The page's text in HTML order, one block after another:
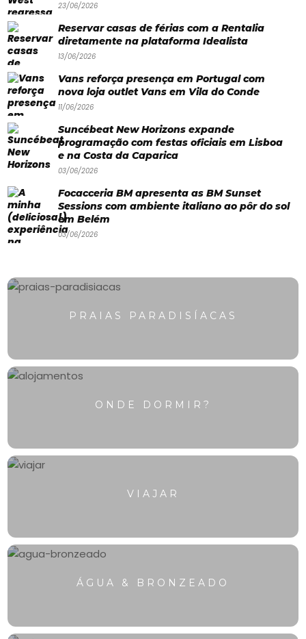
Praias
Swimwear
Água
&
Sun7
somos
connosco!
23/06/2026
Reservar casas de férias com a Rentalia
diretamente na plataforma Idealista
13/06/2026
Vans reforça presença em Portugal com
nova loja outlet Vans em Vila do Conde
11/06/2026
Suncébeat New Horizons expande
programação com festas oficiais em Lisboa
e na Costa da Caparica
03/06/2026
Focacceria BM apresenta as BM Sunset
Sessions com ambiente italiano ao pôr do sol
em Belém
03/06/2026
PRAIAS PARADISÍACAS
ONDE DORMIR?
VIAJAR
ÁGUA & BRONZEADO